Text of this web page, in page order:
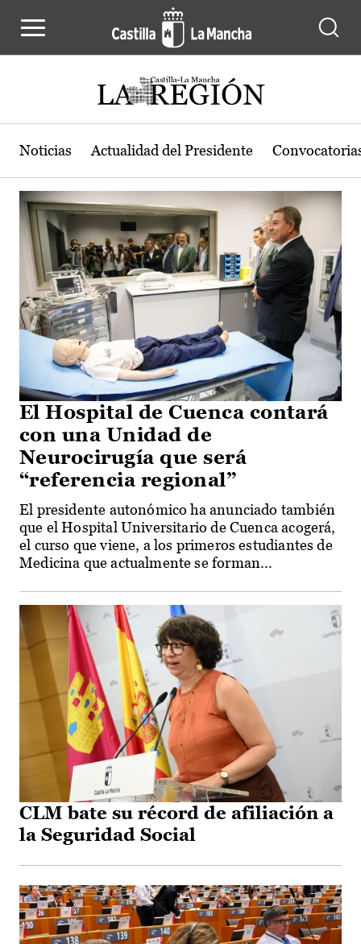
Actualidad de la región de Castilla-
Noticias Actualidad del Presidente
El Hospital de Cuenca contará
con una Unidad de
Neurocirugía que será
“referencia regional”
El presidente autonómico ha anunciado también
que el Hospital Universitario de Cuenca acogerá,
el curso que viene, a los primeros estudiantes de
Medicina que actualmente se forman...
CLM bate su récord de afiliación a
la Seguridad Social